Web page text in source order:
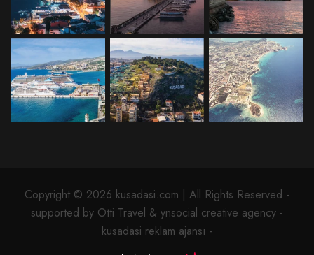
Copyright © 2026 kusadasi.com | All Rights Reserved -
supported by Otti Travel & ynsocial creative agency -
kusadasi reklam ajansı -